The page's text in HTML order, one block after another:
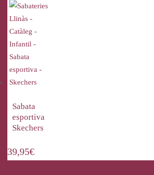
Sabata
esportiva
Skechers
39,95€